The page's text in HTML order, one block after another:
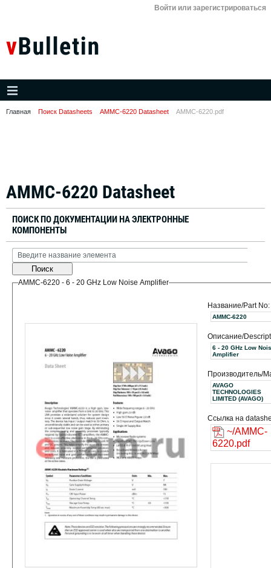
Войти или зарегистрироваться
Главная Поиск Datasheets AMMC-6220 Datasheet AMMC-6220.pdf
AMMC-6220 Datasheet
ПОИСК ПО ДОКУМЕНТАЦИИ НА ЭЛЕКТРОННЫЕ
КОМПОНЕНТЫ
Поиск
AMMC-6220 - 6 - 20 GHz Low Noise Amplifier
Название/Part No:
AMMC-6220
Описание/
6 - 20 GHz Low
Amplifier
Производитель/
AVAGO
TECHNOLOGIES
LIMITED (AVAGO)
Ссылка на
~/AMMC-
6220.pdf